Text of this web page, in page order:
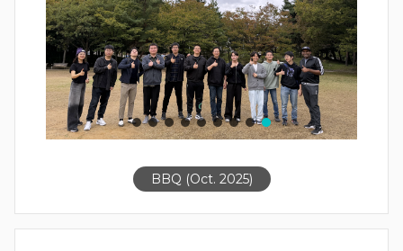
BBQ (Oct. 2025)